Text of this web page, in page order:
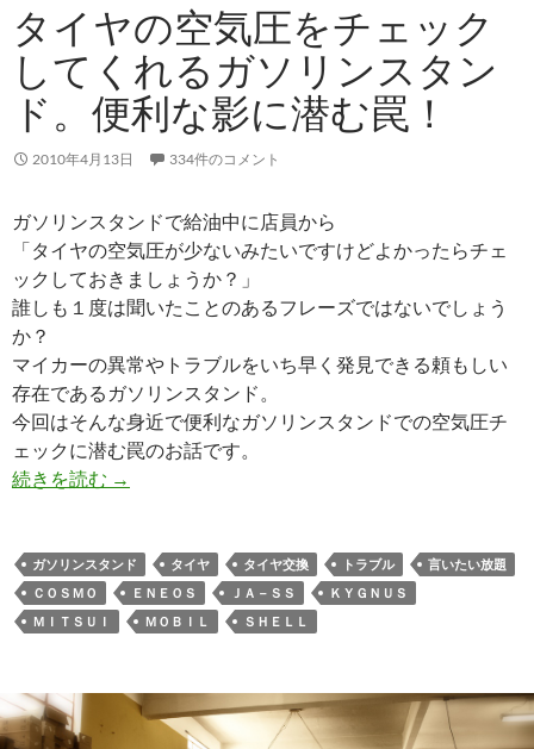
タイヤの空気圧をチェック
してくれるガソリンスタン
ド。便利な影に潜む罠！
2010年4月13日 334件のコメント
ガソリンスタンドで給油中に店員から
「タイヤの空気圧が少ないみたいですけどよかったらチェ
ックしておきましょうか？」
誰しも１度は聞いたことのあるフレーズではないでしょう
か？
マイカーの異常やトラブルをいち早く発見できる頼もしい
存在であるガソリンスタンド。
今回はそんな身近で便利なガソリンスタンドでの空気圧チ
ェックに潜む罠のお話です。
続きを読む →
ガソリンスタンド タイヤ タイヤ交換 トラブル
言いたい放題
ＣＯＳＭＯ
ＥＮＥＯＳ ＪＡ－ＳＳ
ＫＹＧＮＵＳ
ＭＩＴＳＵＩ
ＭＯＢＩＬ ＳＨＥＬＬ